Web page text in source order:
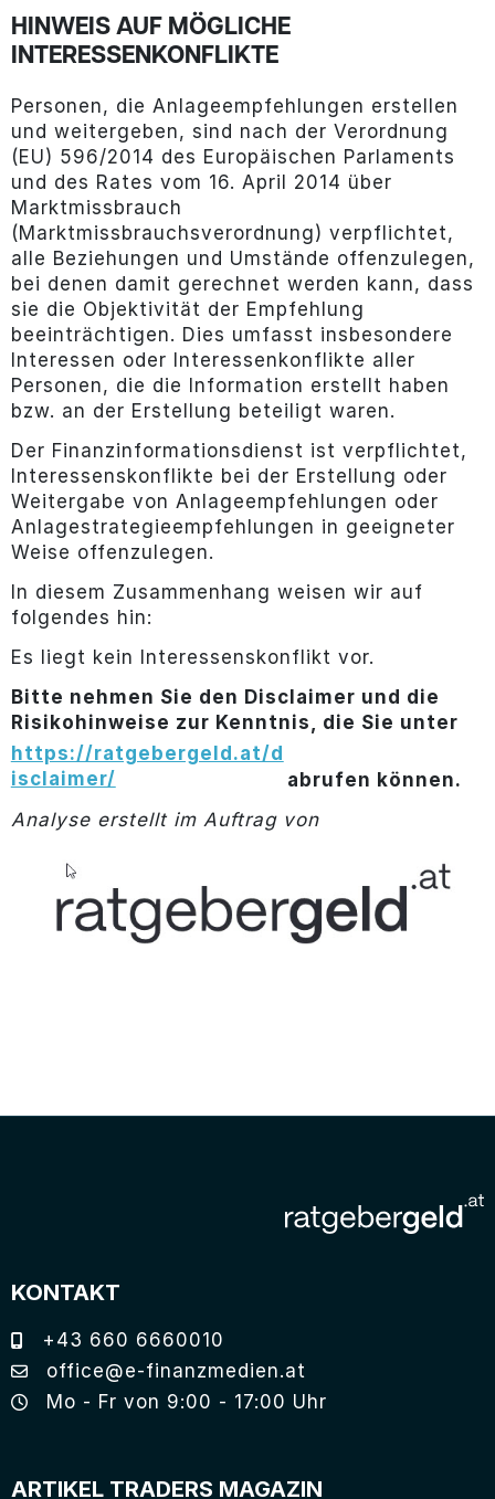
HINWEIS AUF MÖGLICHE
INTERESSENKONFLIKTE
Personen, die Anlageempfehlungen erstellen
und weitergeben, sind nach der Verordnung
(EU) 596/2014 des Europäischen Parlaments
und des Rates vom 16. April 2014 über
Marktmissbrauch
(Marktmissbrauchsverordnung) verpflichtet,
alle Beziehungen und Umstände offenzulegen,
bei denen damit gerechnet werden kann, dass
sie die Objektivität der Empfehlung
beeinträchtigen. Dies umfasst insbesondere
Interessen oder Interessenkonflikte aller
Personen, die die Information erstellt haben
bzw. an der Erstellung beteiligt waren.
Der Finanzinformationsdienst ist verpflichtet,
Interessenskonflikte bei der Erstellung oder
Weitergabe von Anlageempfehlungen oder
Anlagestrategieempfehlungen in geeigneter
Weise offenzulegen.
In diesem Zusammenhang weisen wir auf
folgendes hin:
Es liegt kein Interessenskonflikt vor.
Bitte nehmen Sie den Disclaimer und die
Risikohinweise zur Kenntnis, die Sie unter
https://ratgebergeld.at/d
isclaimer/
abrufen können.
Analyse erstellt im Auftrag von
KONTAKT
+43 660 6660010
office@e-finanzmedien.at
Mo - Fr von 9:00 - 17:00 Uhr
ARTIKEL TRADERS MAGAZIN